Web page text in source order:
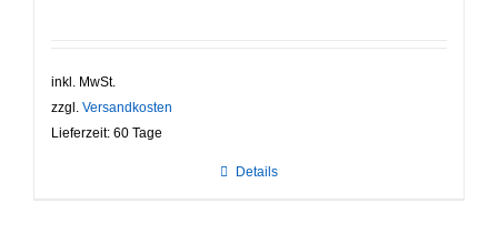
inkl. MwSt.
zzgl. Versandkosten
Lieferzeit: 60 Tage
Details